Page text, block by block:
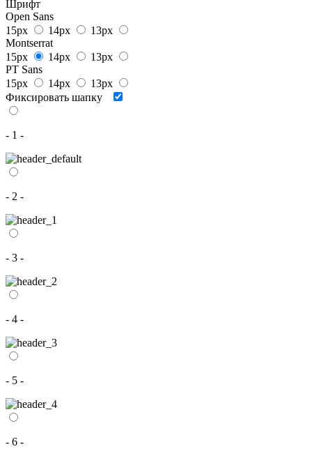
Шрифт
Open Sans
15px
14px
13px
Montserrat
15px
14px
13px
PT Sans
15px
14px
13px
Фиксировать шапку
- 1 -
- 2 -
- 3 -
- 4 -
- 5 -
- 6 -